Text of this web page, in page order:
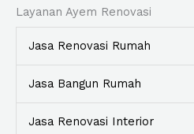
Layanan Ayem Renovasi
Jasa Renovasi Rumah
Jasa Bangun Rumah
Jasa Renovasi Interior